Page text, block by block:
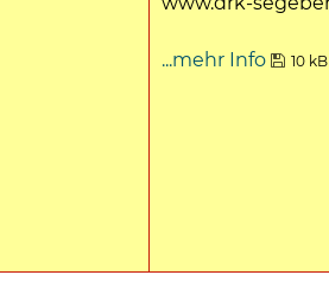
...mehr Info 10 kB